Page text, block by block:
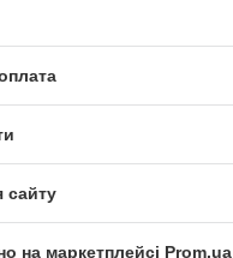
сайту
на маркетплейсі Prom.ua